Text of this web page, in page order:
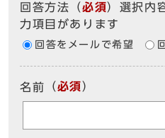
回答方法 （必須）選択内
力項目があります
回答をメールで希望
名前 （必須）